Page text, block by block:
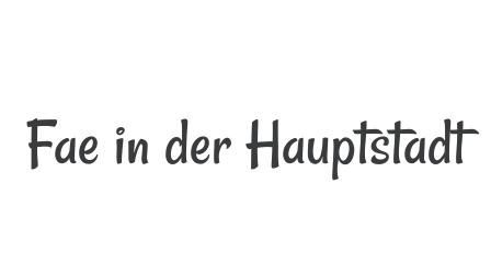
Fae in der Hauptstadt